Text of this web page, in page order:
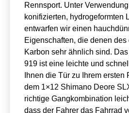
Rennsport. Unter
konifizierten, hydrogeformten
entwarfen wir einen
Eigenschaften, die denen
Karbon sehr ähnlich sind.
919 ist eine leichte und
Ihnen die Tür zu Ihrem ersten
dem 1×12 Shimano Deore
richtige Gangkombination
dass der Fahrer das Fahrrad